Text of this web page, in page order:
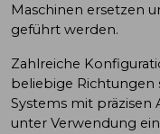
Maschinen ersetzen
geführt werden.
Zahlreiche
beliebige Richtungen
Systems mit
unter Verwendung